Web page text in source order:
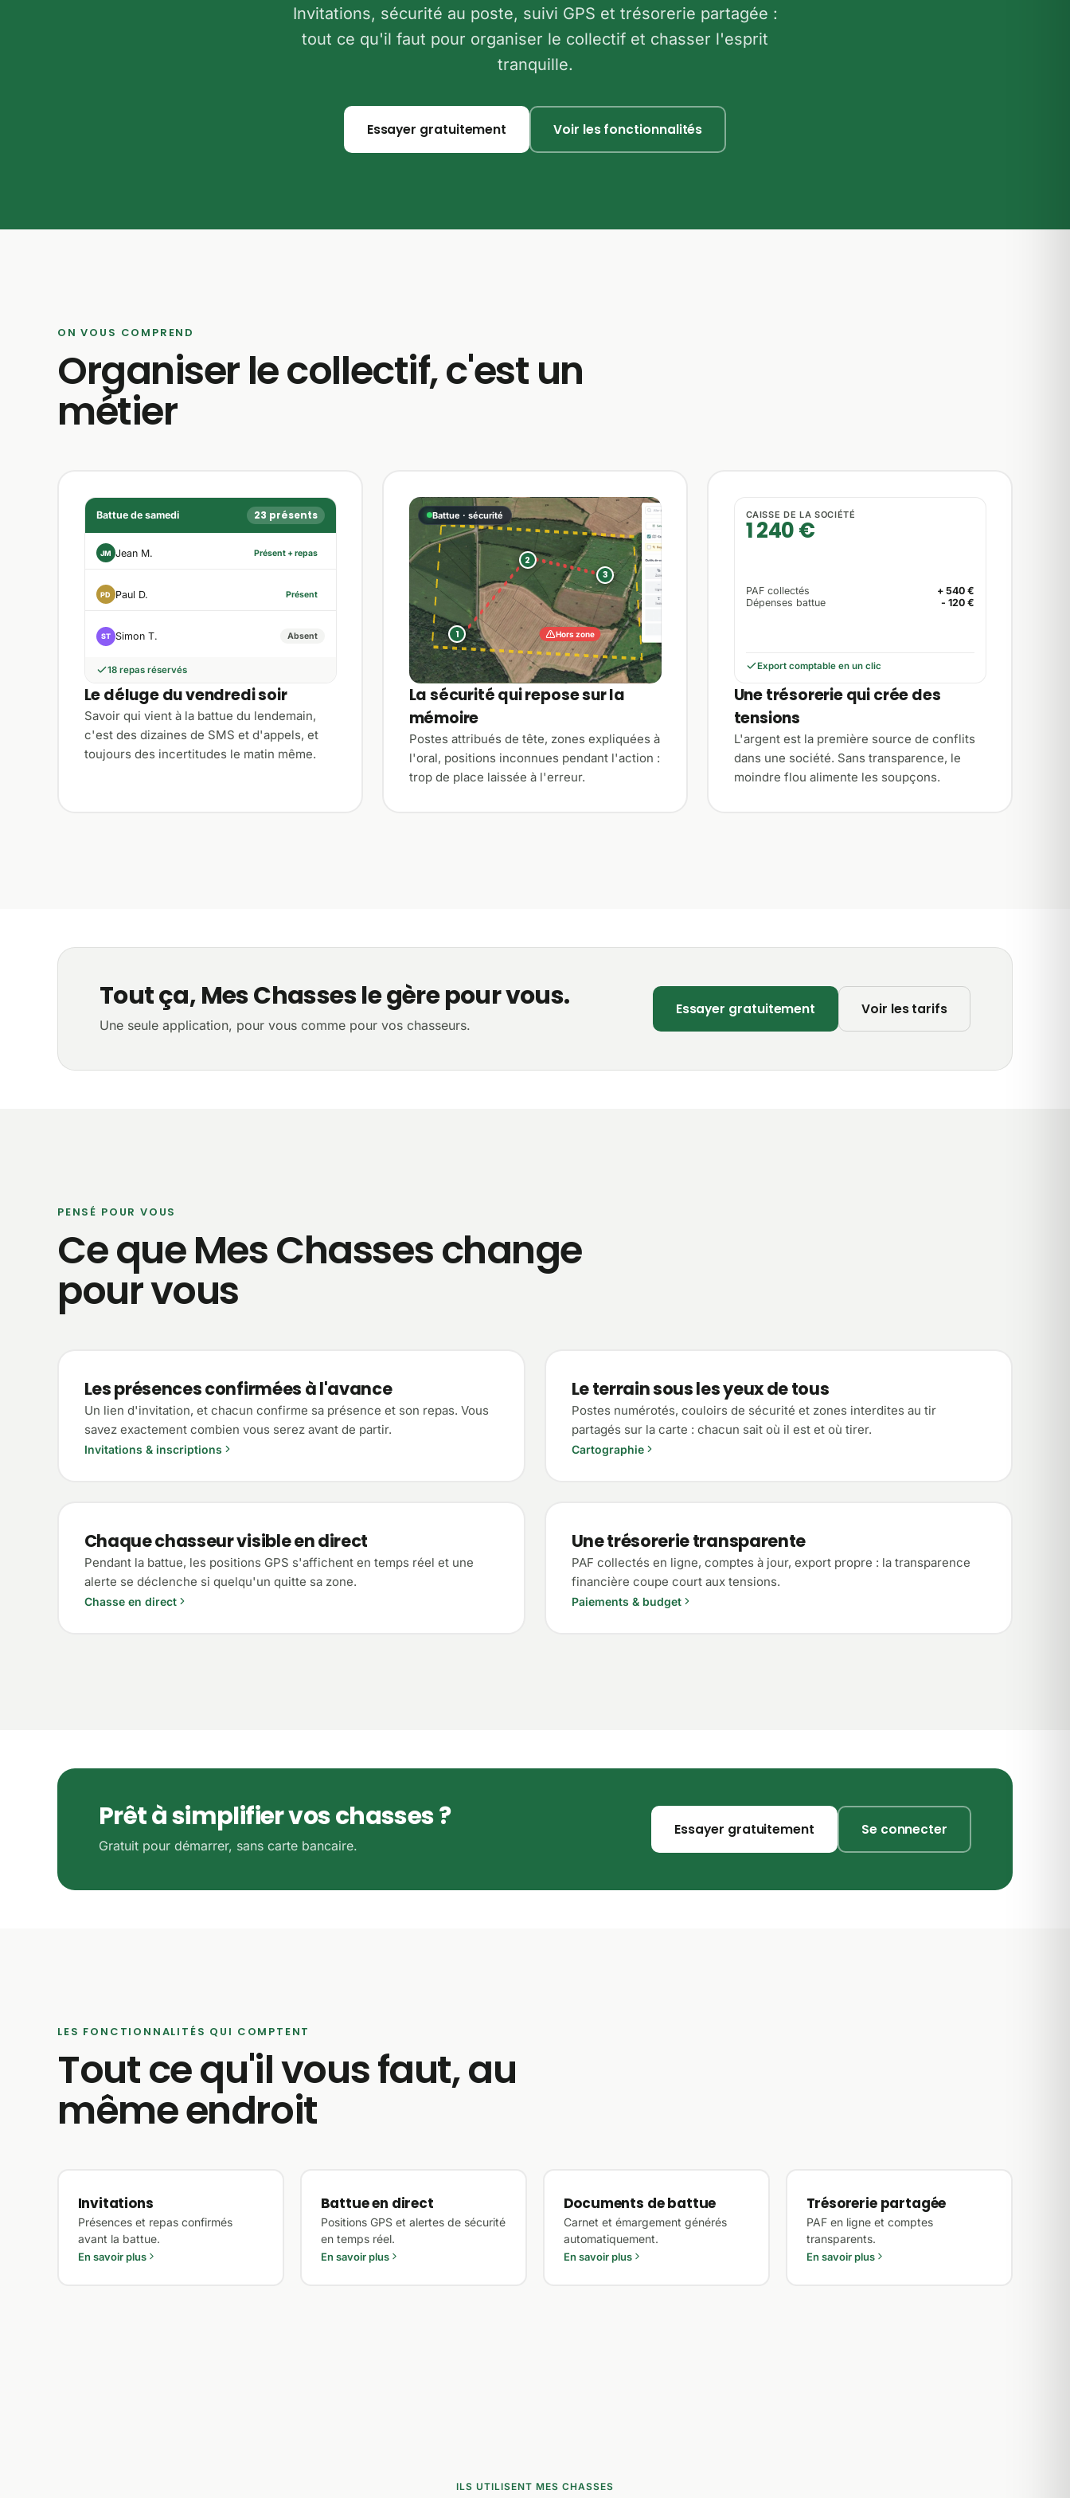
Invitations, sécurité au poste, suivi GPS et trésorerie partagée :
tout ce qu'il faut pour organiser le collectif et chasser l'esprit
tranquille.
Essayer gratuitement Voir les fonctionnalités
ON VOUS COMPREND
Organiser le collectif, c'est un
métier
Battue de samedi 23 présents
JM Jean M. Présent + repas
PD Paul D. Présent
ST Simon T. Absent
18 repas réservés
Le déluge du vendredi soir
Savoir qui vient à la battue du lendemain,
c'est des dizaines de SMS et d'appels, et
toujours des incertitudes le matin même.
Battue · sécurité
1
2
3
Hors zone
La sécurité qui repose sur la
mémoire
Postes attribués de tête, zones expliquées à
l'oral, positions inconnues pendant l'action :
trop de place laissée à l'erreur.
CAISSE DE LA SOCIÉTÉ
1 240 €
PAF collectés
+ 540 €
Dépenses battue
- 120 €
Export comptable en un clic
Une trésorerie qui crée des
tensions
L'argent est la première source de conflits
dans une société. Sans transparence, le
moindre flou alimente les soupçons.
Tout ça, Mes Chasses le gère pour vous.
Une seule application, pour vous comme pour vos chasseurs.
Essayer gratuitement Voir les tarifs
PENSÉ POUR VOUS
Ce que Mes Chasses change
pour vous
Les présences confirmées à l'avance
Un lien d'invitation, et chacun confirme sa présence et son repas. Vous
savez exactement combien vous serez avant de partir.
Invitations & inscriptions
Le terrain sous les yeux de tous
Postes numérotés, couloirs de sécurité et zones interdites au tir
partagés sur la carte : chacun sait où il est et où tirer.
Cartographie
Chaque chasseur visible en direct
Pendant la battue, les positions GPS s'affichent en temps réel et une
alerte se déclenche si quelqu'un quitte sa zone.
Chasse en direct
Une trésorerie transparente
PAF collectés en ligne, comptes à jour, export propre : la transparence
financière coupe court aux tensions.
Paiements & budget
Prêt à simplifier vos chasses ?
Gratuit pour démarrer, sans carte bancaire.
Essayer gratuitement Se connecter
LES FONCTIONNALITÉS QUI COMPTENT
Tout ce qu'il vous faut, au
même endroit
Invitations
Présences et repas confirmés
avant la battue.
En savoir plus
Battue en direct
Positions GPS et alertes de sécurité
en temps réel.
En savoir plus
Documents de battue
Carnet et émargement générés
automatiquement.
En savoir plus
Trésorerie partagée
PAF en ligne et comptes
transparents.
En savoir plus
ILS UTILISENT MES CHASSES